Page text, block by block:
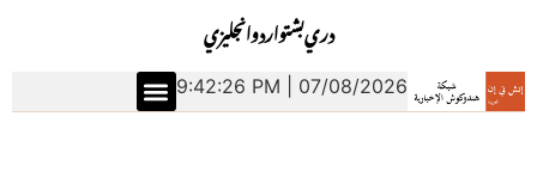
انجليزياردوبشتودري
9:42:27 PM | 07/08/2026